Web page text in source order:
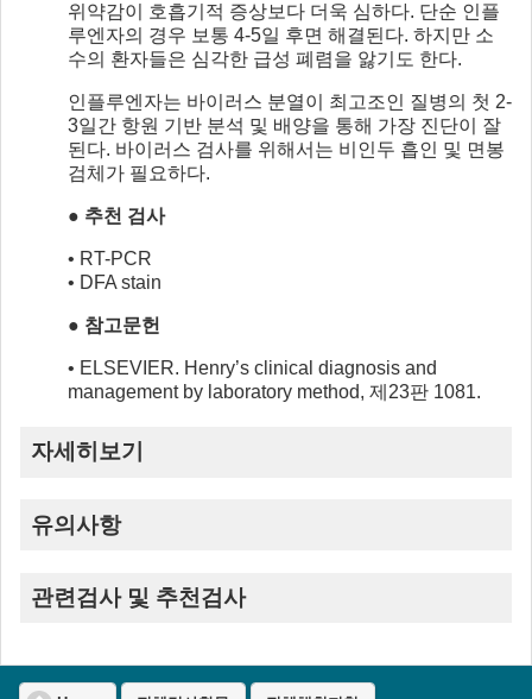
위약감이 호흡기적 증상보다 더욱 심하다. 단순 인플
루엔자의 경우 보통 4-5일 후면 해결된다. 하지만 소
수의 환자들은 심각한 급성 폐렴을 앓기도 한다.
인플루엔자는 바이러스 분열이 최고조인 질병의 첫 2-
3일간 항원 기반 분석 및 배양을 통해 가장 진단이 잘
된다. 바이러스 검사를 위해서는 비인두 흡인 및 면봉
검체가 필요하다.
● 추천 검사
• RT-PCR
• DFA stain
● 참고문헌
• ELSEVIER. Henry’s clinical diagnosis and
management by laboratory method, 제23판 1081.
자세히보기
유의사항
관련검사 및 추천검사